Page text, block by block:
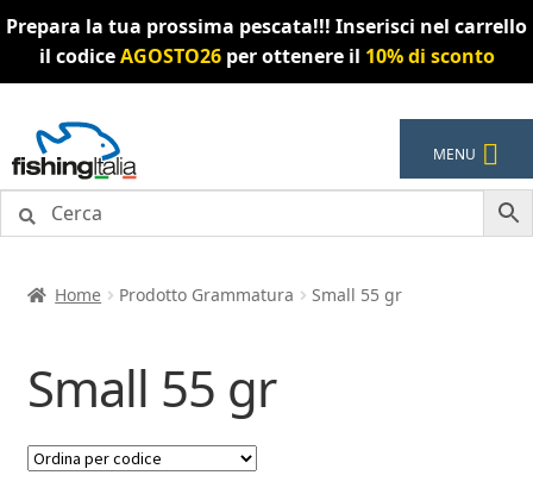
Prepara la tua prossima pescata!!! Inserisci nel carrello
il codiceAGOSTO26per ottenere il 10% di sconto
alla
navigazione
al
contenuto
MENU
Home Prodotto Grammatura Small 55 gr
Small 55 gr